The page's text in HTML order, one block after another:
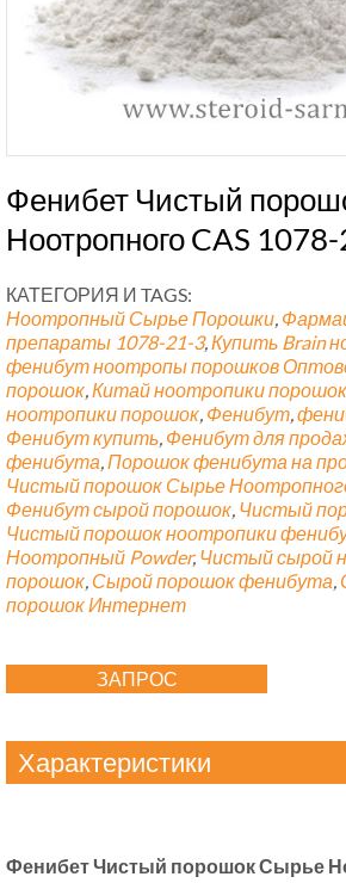
Фенибет Чистый
Ноотропного CAS
КАТЕГОРИЯ И TAGS:
Ноотропный Сырье Порошки,
препараты 1078-21-3,Купить Brain
фенибут ноотропы порошков
порошок,Китай ноотропики
ноотропики порошок, Фенибут,
Фенибут купить, Фенибут для
фенибута,Порошок фенибута на
Чистый порошок Сырье
Фенибут сырой порошок, Чистый
Чистый порошок ноотропики
Ноотропный Powder, Чистый сырой
порошок, Сырой порошок фенибута,
порошок Интернет
ЗАПРОС
Характеристики
Фенибет Чистый порошок Сырье